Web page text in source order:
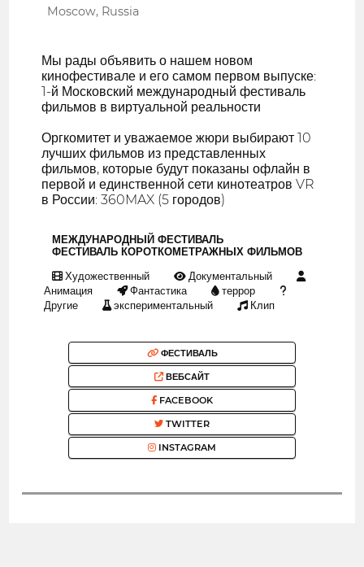
Moscow, Russia
Мы рады объявить о нашем новом
кинофестивале и его самом первом выпуске:
1-й Московский международный фестиваль
фильмов в виртуальной реальности
Оргкомитет и уважаемое жюри выбирают 10
лучших фильмов из представленных
фильмов, которые будут показаны офлайн в
первой и единственной сети кинотеатров VR
в России: 360MAX (5 городов)
МЕЖДУНАРОДНЫЙ ФЕСТИВАЛЬ
ФЕСТИВАЛЬ КОРОТКОМЕТРАЖНЫХ ФИЛЬМОВ
Художественный
Документальный
Анимация
Фантастика
террор
Другие
экспериментальный Клип
ФЕСТИВАЛЬ
ВЕБСАЙТ
FACEBOOK
TWITTER
INSTAGRAM